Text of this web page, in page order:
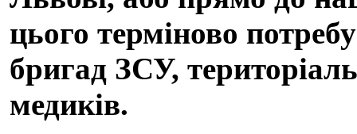
цього терміново
бригад ЗСУ,
медиків.